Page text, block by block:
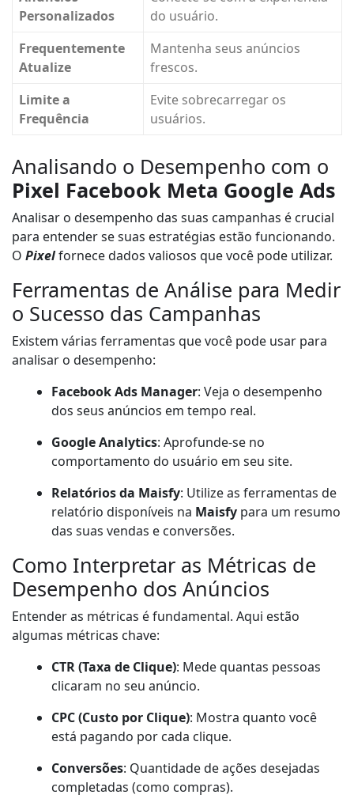
Personalizados
do usuário.
Frequentemente
Atualize
Mantenha seus anúncios
frescos.
Limite a
Frequência
Evite sobrecarregar os
usuários.
Analisando o Desempenho com o
Pixel Facebook Meta Google Ads
Analisar o desempenho das suas campanhas é crucial
para entender se suas estratégias estão funcionando.
O Pixelfornece dados valiosos que você pode utilizar.
Ferramentas de Análise para Medir
o Sucesso das Campanhas
Existem várias ferramentas que você pode usar para
analisar o desempenho:
Facebook Ads Manager: Veja o desempenho
dos seus anúncios em tempo real.
Google Analytics: Aprofunde-se no
comportamento do usuário em seu site.
Relatórios da Maisfy: Utilize as ferramentas de
relatório disponíveis na Maisfy para um resumo
das suas vendas e conversões.
Como Interpretar as Métricas de
Desempenho dos Anúncios
Entender as métricas é fundamental. Aqui estão
algumas métricas chave:
CTR (Taxa de Clique): Mede quantas pessoas
clicaram no seu anúncio.
CPC (Custo por Clique): Mostra quanto você
está pagando por cada clique.
Conversões: Quantidade de ações desejadas
completadas (como compras).